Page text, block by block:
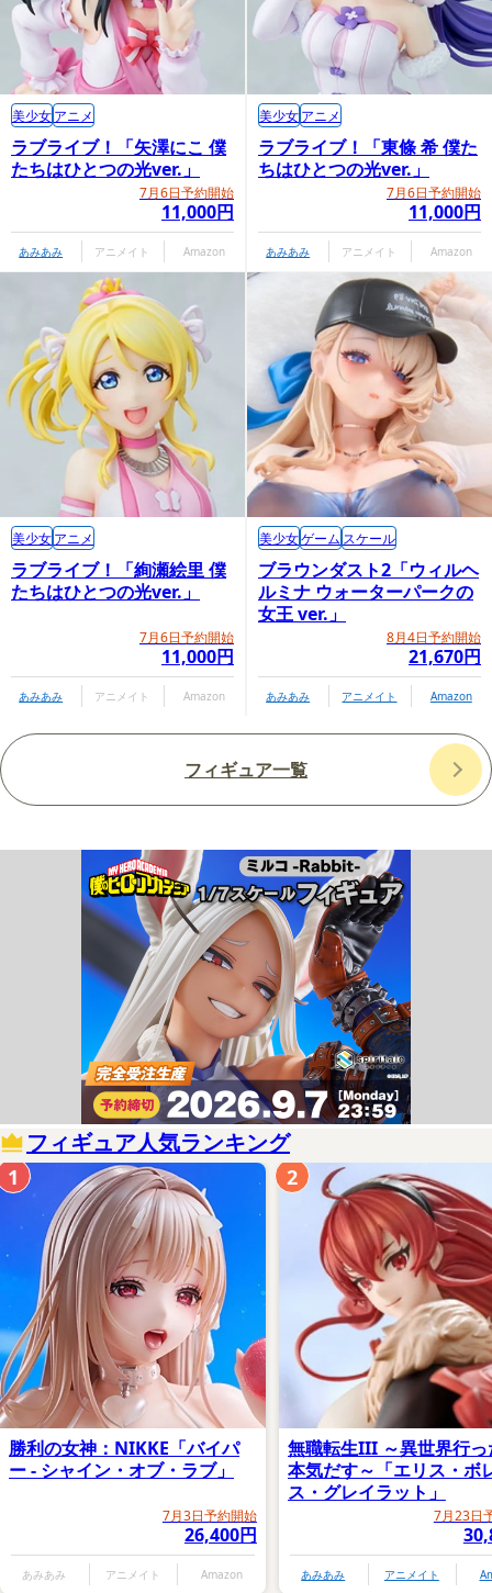
ラブライブ！「矢澤にこ 僕
たちはひとつの光ver.」
7月6日予約開始
11,000円
美少女アニメ
あみあみ アニメイト Amazon
ラブライブ！「東條 希 僕た
ちはひとつの光ver.」
7月6日予約開始
11,000円
美少女アニメ
あみあみ アニメイト Amazon
ラブライブ！「絢瀬絵里 僕
たちはひとつの光ver.」
7月6日予約開始
11,000円
美少女アニメ
あみあみ アニメイト Amazon
ブラウンダスト2「ウィルヘ
ルミナ ウォーターパークの
女王 ver.」
8月4日予約開始
21,670円
美少女ゲーム スケール
あみあみ アニメイト Amazon
フィギュア一覧
フィギュア人気ランキング
勝利の女神：NIKKE「バイパ
ー - シャイン・オブ・ラブ」
7月3日予約開始
26,400円
あみあみ アニメイト Amazon
1
無職転生III ～異世界行っ
本気だす～「エリス・ボ
ス・グレイラット」
7月23日
あみあみ アニメイト
2